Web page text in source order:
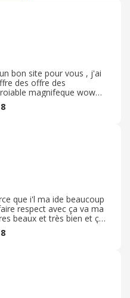
bon site pour vous , j'ai
des offre des
magnifeque wow
c'est bien pour vous wow
que i'l ma ide beaucoup
respect avec ça va ma
beaux et très bien et ça